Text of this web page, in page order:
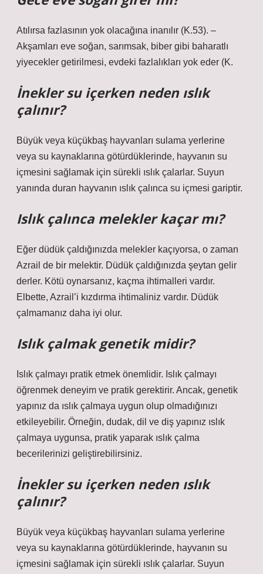
Atılırsa fazlasının yok olacağına inanılır (K.53). –
Akşamları eve soğan, sarımsak, biber gibi baharatlı
yiyecekler getirilmesi, evdeki fazlalıkları yok eder (K.
İnekler su içerken neden ıslık
çalınır?
Büyük veya küçükbaş hayvanları sulama yerlerine
veya su kaynaklarına götürdüklerinde, hayvanın su
içmesini sağlamak için sürekli ıslık çalarlar. Suyun
yanında duran hayvanın ıslık çalınca su içmesi gariptir.
Islık çalınca melekler kaçar mı?
Eğer düdük çaldığınızda melekler kaçıyorsa, o zaman
Azrail de bir melektir. Düdük çaldığınızda şeytan gelir
derler. Kötü oynarsanız, kaçma ihtimalleri vardır.
Elbette, Azrail’i kızdırma ihtimaliniz vardır. Düdük
çalmamanız daha iyi olur.
Islık çalmak genetik midir?
Islık çalmayı pratik etmek önemlidir. Islık çalmayı
öğrenmek deneyim ve pratik gerektirir. Ancak, genetik
yapınız da ıslık çalmaya uygun olup olmadığınızı
etkileyebilir. Örneğin, dudak, dil ve diş yapınız ıslık
çalmaya uygunsa, pratik yaparak ıslık çalma
becerilerinizi geliştirebilirsiniz.
İnekler su içerken neden ıslık
çalınır?
Büyük veya küçükbaş hayvanları sulama yerlerine
veya su kaynaklarına götürdüklerinde, hayvanın su
içmesini sağlamak için sürekli ıslık çalarlar. Suyun